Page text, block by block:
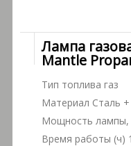
Лампа
Mantle
Тип топлива газ
Материал Сталь +
Мощность лампы,
Время работы (ч)